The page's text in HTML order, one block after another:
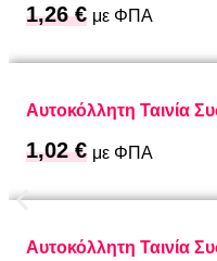
1,26€ με ΦΠΑ
Αυτοκόλλητη Ταινία
1,02€ με ΦΠΑ
Αυτοκόλλητη Ταινία